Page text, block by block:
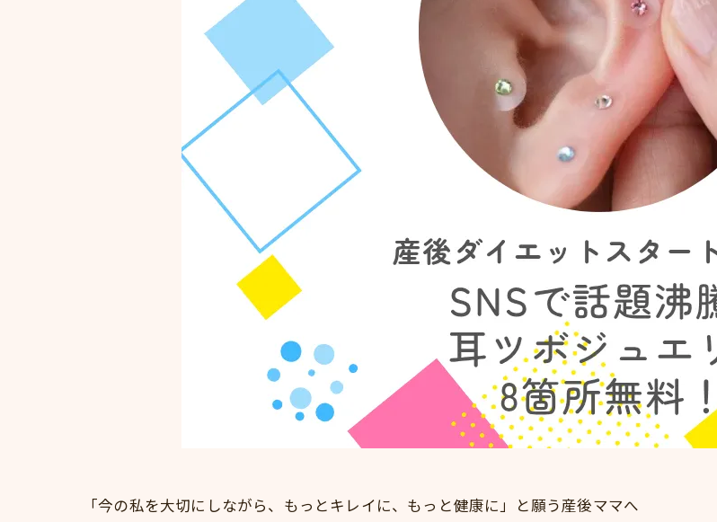
「今の私を大切にしながら、もっとキレイに、もっと健康に」と願う産後ママへ